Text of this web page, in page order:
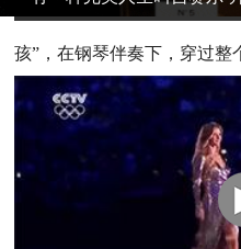
孩”，在钢琴伴奏下，穿过整